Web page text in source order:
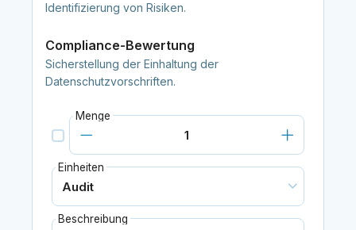
Identifizierung von Risiken.
Compliance-Bewertung
Sicherstellung der Einhaltung der
Datenschutzvorschriften.
Menge
Einheiten
Beschreibung